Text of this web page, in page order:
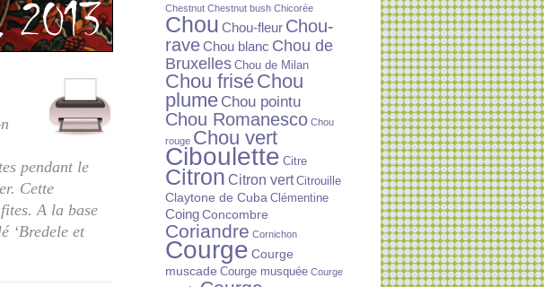
pendant le
Cette
A la base
‘Bredele et
Chestnut Chestnut bush Chicorée
Chou Chou-fleur Chou-
raveChou blanc Chou de
Bruxelles Chou de Milan
Chou friséChou
plume Chou pointu
Chou Romanesco Chou
rouge Chou vert
Ciboulette Citre
Citron Citron vert Citrouille
Claytone de Cuba Clémentine
CoingConcombre
Coriandre Cornichon
Courge Courge
muscade Courge musquée Courge